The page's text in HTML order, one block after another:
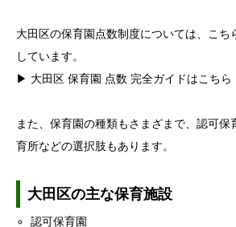
大田区の保育園点数制度については、こち
しています。
▶ 大田区 保育園 点数 完全ガイドはこちら
また、保育園の種類もさまざまで、認可保
育所などの選択肢もあります。
大田区の主な保育施設
認可保育園